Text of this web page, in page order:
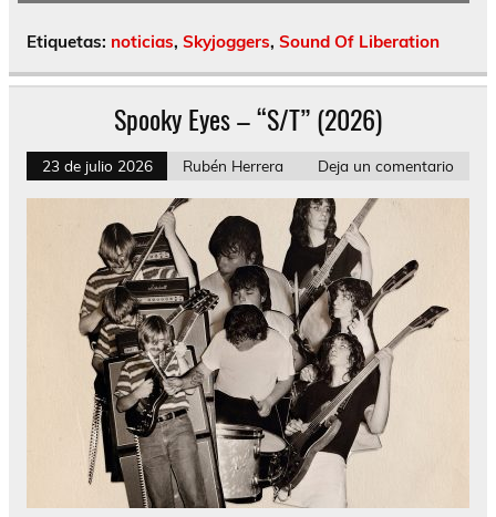
Etiquetas: noticias, Skyjoggers, Sound Of Liberation
Spooky Eyes – “S/T” (2026)
23 de julio 2026 Rubén Herrera Deja un comentario